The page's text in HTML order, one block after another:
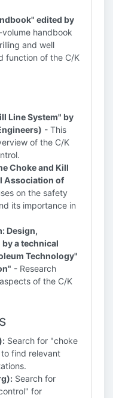
edited by
handbook
and well
function of the C/K
Line System" by
- This
of the C/K
Choke and Kill
Association of
on the safety
its importance in
Design,
a technical
Technology"
- Research
of the C/K
Search for "choke
find relevant
Search for
for